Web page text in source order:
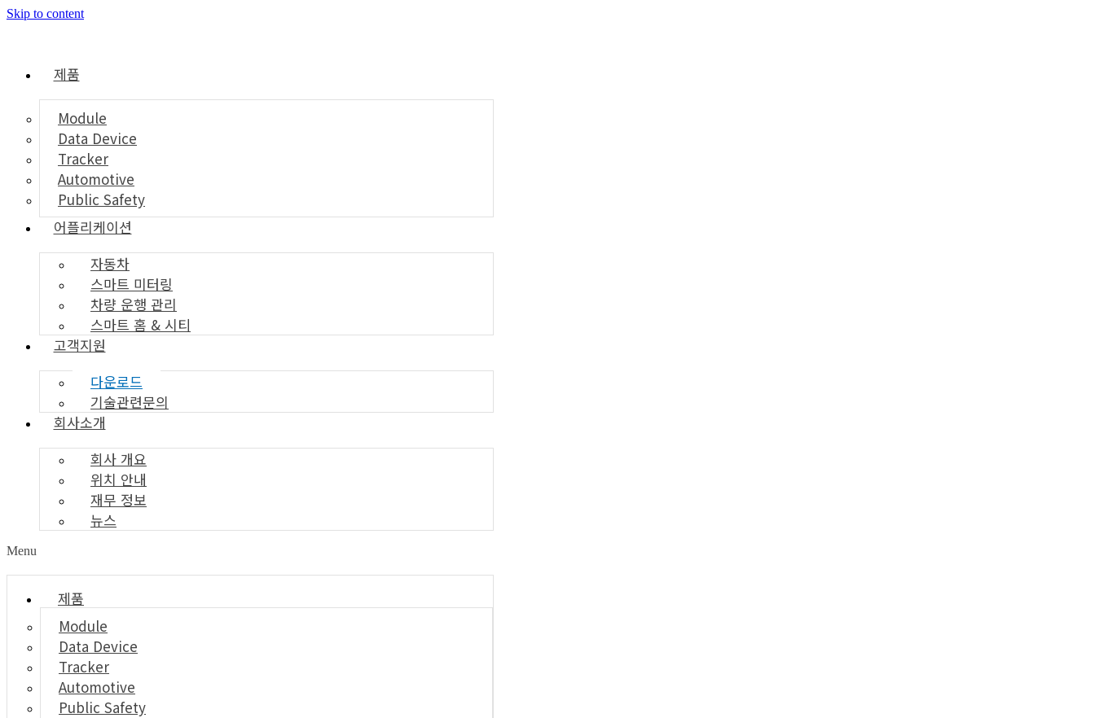
Skip to content
제품
Module
Data Device
Tracker
Automotive
Public Safety
어플리케이션
자동차
스마트 미터링
차량 운행 관리
스마트 홈 & 시티
고객지원
다운로드
기술관련문의
회사소개
회사 개요
위치 안내
재무 정보
뉴스
Menu
제품
Module
Data Device
Tracker
Automotive
Public Safety